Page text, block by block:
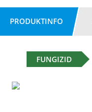
PRODUKTINFO
FUNGIZID